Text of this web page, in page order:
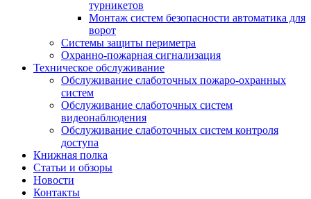
турникетов
Монтаж систем безопасности автоматика для
ворот
Системы защиты периметра
Охранно-пожарная сигнализация
Техническое обслуживание
Обслуживание слаботочных пожаро-охранных
систем
Обслуживание слаботочных систем
видеонаблюдения
Обслуживание слаботочных систем контроля
доступа
Книжная полка
Статьи и обзоры
Новости
Контакты